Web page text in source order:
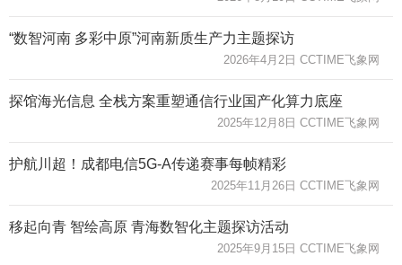
“数智河南 多彩中原”河南新质生产力主题探访
2026年4月2日 CCTIME飞象网
探馆海光信息 全栈方案重塑通信行业国产化算力底座
2025年12月8日 CCTIME飞象网
护航川超！成都电信5G-A传递赛事每帧精彩
2025年11月26日 CCTIME飞象网
移起向青 智绘高原 青海数智化主题探访活动
2025年9月15日 CCTIME飞象网